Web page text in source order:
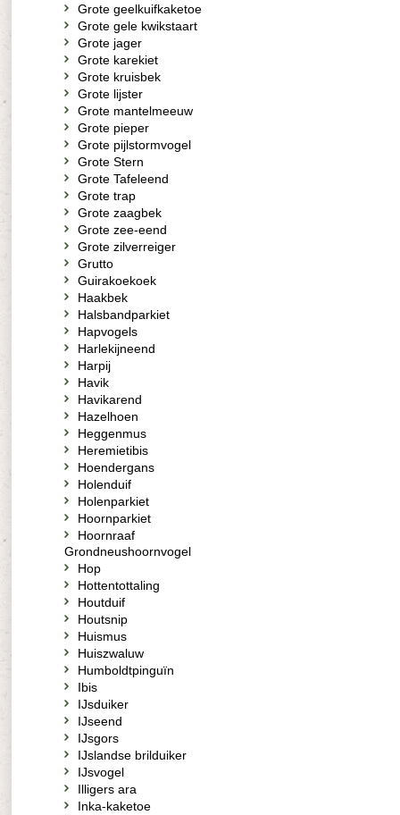
Grote geelkuifkaketoe
Grote gele kwikstaart
Grote jager
Grote karekiet
Grote kruisbek
Grote lijster
Grote mantelmeeuw
Grote pieper
Grote pijlstormvogel
Grote Stern
Grote Tafeleend
Grote trap
Grote zaagbek
Grote zee-eend
Grote zilverreiger
Grutto
Guirakoekoek
Haakbek
Halsbandparkiet
Hapvogels
Harlekijneend
Harpij
Havik
Havikarend
Hazelhoen
Heggenmus
Heremietibis
Hoendergans
Holenduif
Holenparkiet
Hoornparkiet
Hoornraaf
Grondneushoornvogel
Hop
Hottentottaling
Houtduif
Houtsnip
Huismus
Huiszwaluw
Humboldtpinguïn
Ibis
IJsduiker
IJseend
IJsgors
IJslandse brilduiker
IJsvogel
Illigers ara
Inka-kaketoe